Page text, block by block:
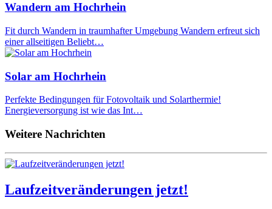
Wandern am Hochrhein
Fit durch Wandern in traumhafter Umgebung Wandern erfreut sich
einer allseitigen Beliebt…
Solar am Hochrhein
Perfekte Bedingungen für Fotovoltaik und Solarthermie!
Energieversorgung ist wie das Int…
Weitere Nachrichten
Laufzeitveränderungen jetzt!